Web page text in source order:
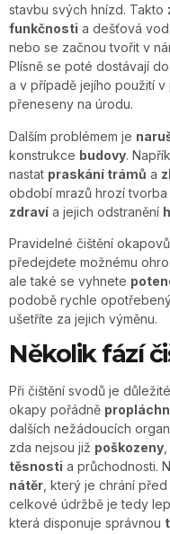
stavbu svých hnízd. Takto
funkčnosti a dešťová
nebo se začnou tvořit v
Plísně se poté dostávají
a v případě jejího použití
přeneseny na úrodu.
Dalším problémem je
konstrukce budovy.
nastat praskání trámů a
období mrazů hrozí tvorba
zdraví a jejich odstranění
Pravidelné čištění
předejdete možnému
ale také se vyhnete
podobě rychle
ušetříte za jejich výměnu.
Několik fází
Při čištění svodů je
okapy pořádně
dalších nežádoucích
zda nejsou již poškozeny
těsnosti a průchodnosti.
nátěr , který je chrání
celkové údržbě je tedy
která disponuje správnou